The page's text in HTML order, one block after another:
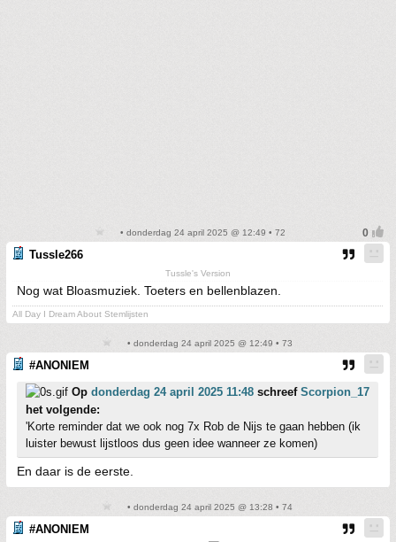
• donderdag 24 april 2025 @ 12:49 • 72
Tussle266
Tussle's Version
Nog wat Bloasmuziek. Toeters en bellenblazen.
All Day I Dream About Stemlijsten
• donderdag 24 april 2025 @ 12:49 • 73
#ANONIEM
Op donderdag 24 april 2025 11:48 schreef Scorpion_17
het volgende:
'Korte reminder dat we ook nog 7x Rob de Nijs te gaan hebben (ik
luister bewust lijstloos dus geen idee wanneer ze komen)
En daar is de eerste.
• donderdag 24 april 2025 @ 13:28 • 74
#ANONIEM